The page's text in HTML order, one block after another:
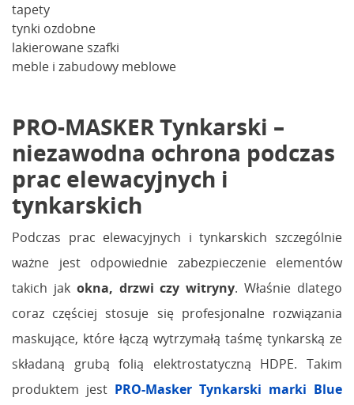
tapety
tynki ozdobne
lakierowane szafki
meble i zabudowy meblowe
PRO-MASKER Tynkarski –
niezawodna ochrona podczas
prac elewacyjnych i
tynkarskich
Podczas prac elewacyjnych i tynkarskich szczególnie
ważne jest odpowiednie zabezpieczenie elementów
takich jak okna, drzwi czy witryny. Właśnie dlatego
coraz częściej stosuje się profesjonalne rozwiązania
maskujące, które łączą wytrzymałą taśmę tynkarską ze
składaną grubą folią elektrostatyczną HDPE. Takim
produktem jest PRO-Masker Tynkarski marki Blue